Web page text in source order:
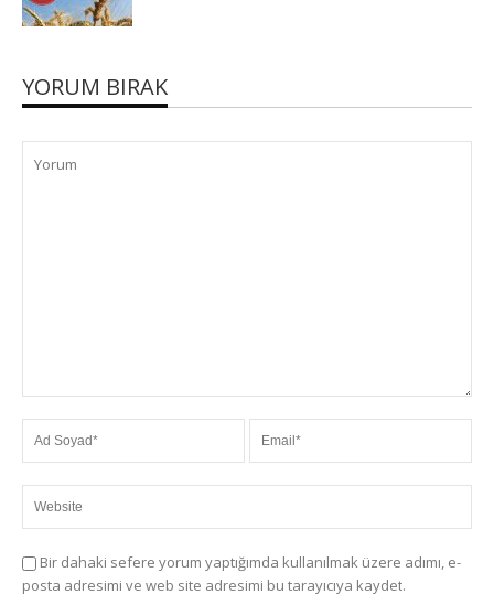
YORUM BIRAK
Bir dahaki sefere yorum yaptığımda kullanılmak üzere adımı, e-
posta adresimi ve web site adresimi bu tarayıcıya kaydet.